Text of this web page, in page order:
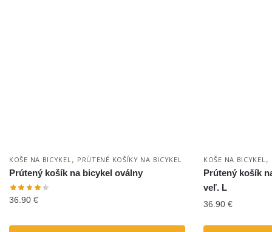
KOŠE NA BICYKEL, PRÚTENÉ KOŠÍKY NA BICYKEL
Prútený košík na bicykel oválny
36.90 €
KOŠE NA BICYKEL,
Prútený košík
veľ. L
36.90 €